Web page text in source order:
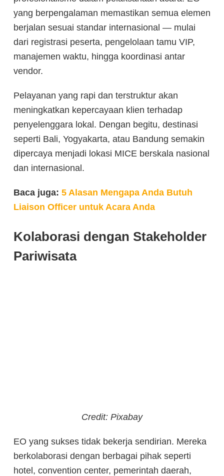
yang berpengalaman memastikan semua elemen
berjalan sesuai standar internasional — mulai
dari registrasi peserta, pengelolaan tamu VIP,
manajemen waktu, hingga koordinasi antar
vendor.
Pelayanan yang rapi dan terstruktur akan
meningkatkan kepercayaan klien terhadap
penyelenggara lokal. Dengan begitu, destinasi
seperti Bali, Yogyakarta, atau Bandung semakin
dipercaya menjadi lokasi MICE berskala nasional
dan internasional.
Baca juga: 5 Alasan Mengapa Anda Butuh
Liaison Officer untuk Acara Anda
Kolaborasi dengan Stakeholder
Pariwisata
Credit: Pixabay
EO yang sukses tidak bekerja sendirian. Mereka
berkolaborasi dengan berbagai pihak seperti
hotel, convention center, pemerintah daerah,